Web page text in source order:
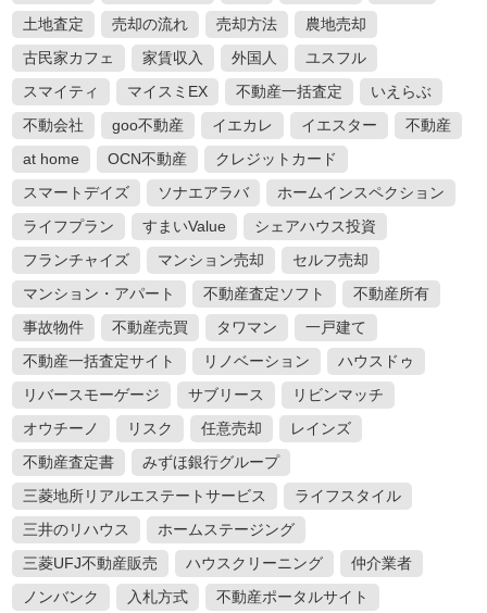
3
MEホールディングスの評判！不動産売
買における特徴や口コミ評判のまとめ
2020.08.29
4
野村の仲介+（PLUS）の評判や強みと
は？噂や口コミから知る満足度合
2020.07.26
5
住宅ローンの融資額を増額したい場合
は？対応方法と注意点をまとめました
2020.08.24
土地査定
売却の流れ 売却方法
農地売却
古民家カフェ
家賃収入 外国人
ユスフル
スマイティ
マイスミEX 不動産一括査定
いえらぶ
不動会社
goo不動産 イエカレ イエスター
不動産
at home
OCN不動産
クレジットカード
スマートデイズ
ソナエアラバ
ホームインスペクション
ライフプラン
すまいValue
シェアハウス投資
フランチャイズ
マンション売却
セルフ売却
マンション・アパート
不動産査定ソフト
不動産所有
事故物件
不動産売買 タワマン
一戸建て
不動産一括査定サイト
リノベーション
ハウスドゥ
リバースモーゲージ
サブリース
リビンマッチ
オウチーノ
リスク 任意売却
レインズ
不動産査定書
みずほ銀行グループ
三菱地所リアルエステートサービス
ライフスタイル
三井のリハウス
ホームステージング
三菱UFJ不動産販売
ハウスクリーニング
仲介業者
ノンバンク
入札方式
不動産ポータルサイト